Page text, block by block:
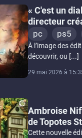
« C'est un
directeur
pc ps5
À l’image des
découvrir, ou [...]
29 mai 2026 à
Ambroise
de Topotes
Cette nouvelle